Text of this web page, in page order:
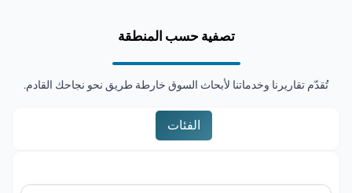
تصفية حسب المنطقة
تُقدّم تقاريرنا وخدماتنا لأبحاث السوق خارطة طريق نحو نجاحك القادم.
الفئات